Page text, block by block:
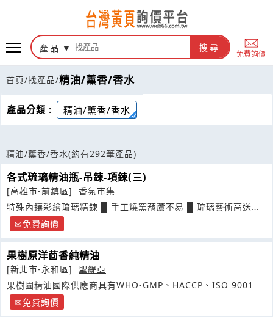
產品 搜尋
免費詢價
首頁/找產品/精油/薰香/香水
產品分類 : 精油/薰香/香水
精油/薰香/香水(約有292筆產品)
各式琉璃精油瓶-吊鍊-項鍊(三)
[高雄市-前鎮區]
香氛市集
特殊內鑲彩繪琉璃精鍊 █ 手工燒窯葫蘆不易 █ 琉璃藝術高送禮
大方免費詢價
果樹原洋茴香純精油
[新北市-永和區]
聖緹亞
果樹園精油國際供應商具有WHO-GMP、HACCP、ISO 9001
免費詢價